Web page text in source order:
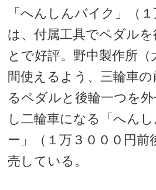
「へんしんバイク」（１
は、付属工具でペダル
とで好評。野中製作所（
間使えるよう、三輪車
るペダルと後輪一つを
し二輪車になる「へん
ー」（１万３０００円前
売している。